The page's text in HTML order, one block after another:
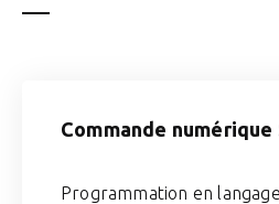
Commande numérique
Programmation en